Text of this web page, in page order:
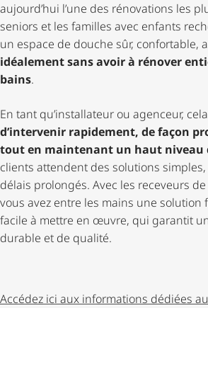
aujourd’hui l’une des rénovations les
seniors et les familles avec enfants
un espace de douche sûr, confortable,
idéalement sans avoir à rénover
bains.
En tant qu’installateur ou agenceur,
d’intervenir rapidement, de façon
tout en maintenant un haut niveau
clients attendent des solutions
délais prolongés. Avec les receveurs
vous avez entre les mains une solution
facile à mettre en œuvre, qui garantit
durable et de qualité.
Accédez ici aux informations dédiées